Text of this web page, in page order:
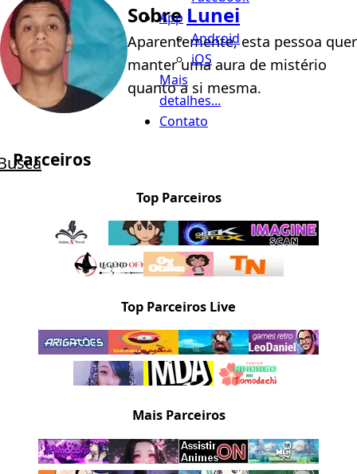
App
Android
iOS
Mais
detalhes...
Contato
Sobre Lunei
Aparentemente, esta pessoa quer
manter uma aura de mistério
quanto a si mesma.
Parceiros
Top Parceiros
Top Parceiros Live
Mais Parceiros